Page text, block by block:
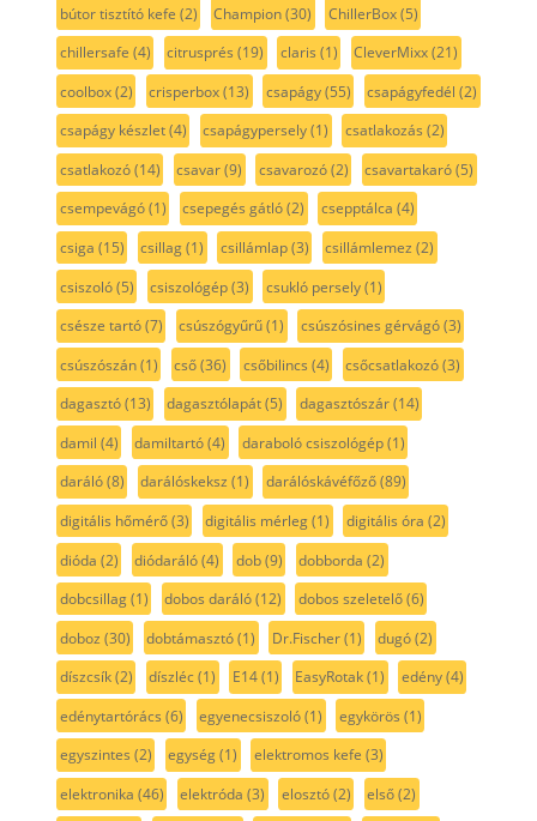
bútor tisztító kefe (2) Champion(30) ChillerBox(5)
chillersafe (4) citrusprés (19) claris (1) CleverMixx(21)
coolbox(2) crisperbox(13) csapágy(55) csapágyfedél (2)
csapágy készlet(4) csapágypersely(1) csatlakozás (2)
csatlakozó(14) csavar(9) csavarozó(2) csavartakaró(5)
csempevágó(1) csepegés gátló(2) csepptálca (4)
csiga (15) csillag(1) csillámlap(3) csillámlemez (2)
csiszoló(5) csiszológép(3) csukló persely(1)
csésze tartó(7) csúszógyűrű(1) csúszósines gérvágó(3)
csúszószán(1) cső(36) csőbilincs (4) csőcsatlakozó(3)
dagasztó(13) dagasztólapát(5) dagasztószár(14)
damil (4) damiltartó(4) daraboló csiszológép(1)
daráló(8) darálóskeksz (1) darálóskávéfőző(89)
digitális hőmérő(3) digitális mérleg(1) digitális óra (2)
dióda (2) diódaráló(4) dob(9) dobborda (2)
dobcsillag(1) dobos daráló(12) dobos szeletelő(6)
doboz (30) dobtámasztó(1) Dr.Fischer(1) dugó(2)
díszcsík(2) díszléc(1) E14(1) EasyRotak(1) edény(4)
edénytartórács (6) egyenecsiszoló(1) egykörös (1)
egyszintes (2) egység(1) elektromos kefe (3)
elektronika (46) elektróda (3) elosztó(2) első(2)